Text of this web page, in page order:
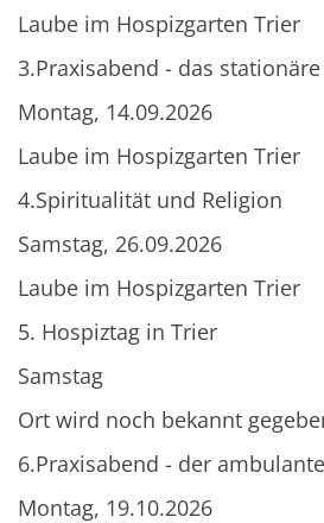
Laube im Hospizgarten Trier
3.Praxisabend - das
Montag, 14.09.2026
Laube im Hospizgarten Trier
4.Spiritualität und Religion
Samstag, 26.09.2026
Laube im Hospizgarten Trier
5. Hospiztag in Trier
Samstag
Ort wird noch bekannt
6.Praxisabend - der
Montag, 19.10.2026